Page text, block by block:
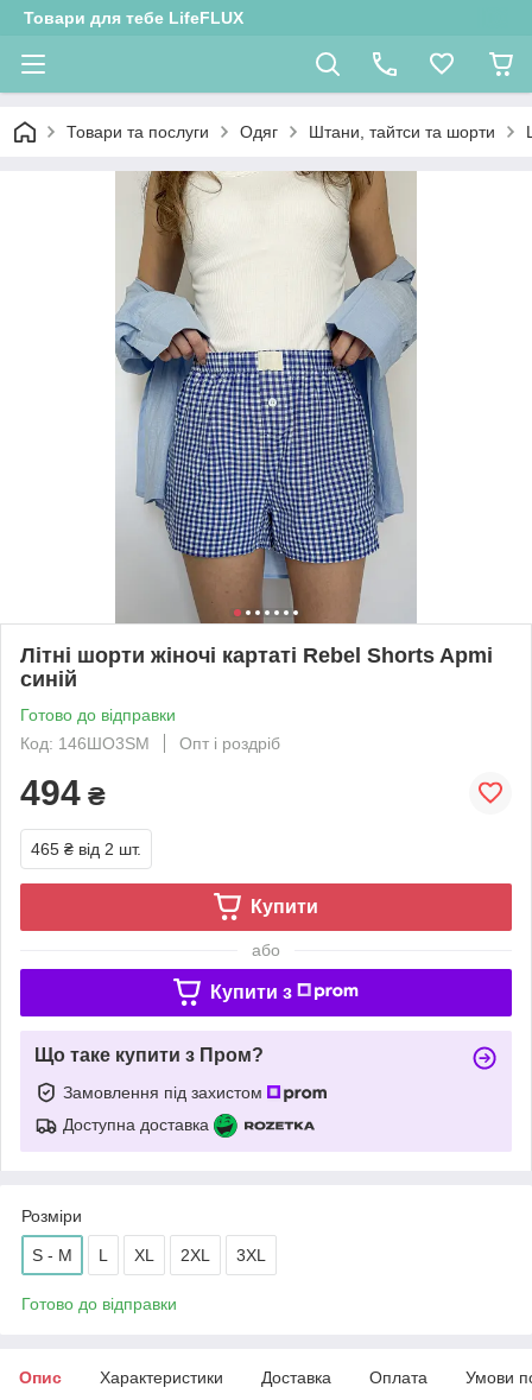
Товари для тебе LifeFLUX
Товари та послуги Одяг Штани, тайтси та шорти
Літні шорти жіночі картаті Rebel Shorts Apmi
синій
Готово до відправки
Код: 146ШО3SM
Опт і роздріб
494 ₴
465 ₴ від 2 шт.
Купити
або
Купити з
Що таке купити з Пром?
Замовлення під захистом
Доступна доставка
Розміри
S - M L XL 2XL 3XL
Готово до відправки
Опис Характеристики Доставка Оплата Умови